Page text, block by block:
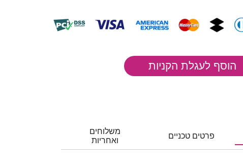
פרטים טכניים
משלוחים
ואחריות